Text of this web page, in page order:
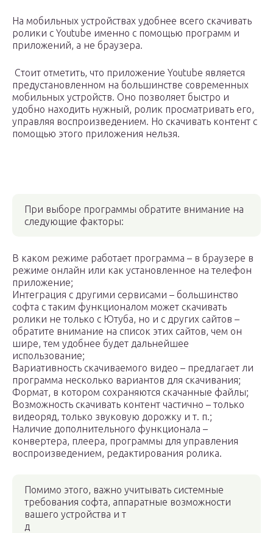
На мобильных устройствах удобнее всего скачивать
ролики с Youtube именно с помощью программ и
приложений, а не браузера.
Стоит отметить, что приложение Youtube является
предустановленном на большинстве современных
мобильных устройств. Оно позволяет быстро и
удобно находить нужный, ролик просматривать его,
управляя воспроизведением. Но скачивать контент с
помощью этого приложения нельзя.
При выборе программы обратите внимание на
следующие факторы:
В каком режиме работает программа – в браузере в
режиме онлайн или как установленное на телефон
приложение;
Интеграция с другими сервисами – большинство
софта с таким функционалом может скачивать
ролики не только с Ютуба, но и с других сайтов –
обратите внимание на список этих сайтов, чем он
шире, тем удобнее будет дальнейшее
использование;
Вариативность скачиваемого видео – предлагает ли
программа несколько вариантов для скачивания;
Формат, в котором сохраняются скачанные файлы;
Возможность скачивать контент частично – только
видеоряд, только звуковую дорожку и т. п.;
Наличие дополнительного функционала –
конвертера, плеера, программы для управления
воспроизведением, редактирования ролика.
Помимо этого, важно учитывать системные
требования софта, аппаратные возможности
вашего устройства и т
д